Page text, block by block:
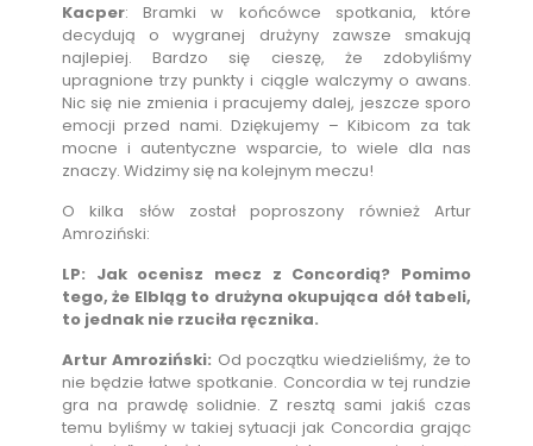
Kacper: Bramki w końcówce spotkania, które
decydują o wygranej drużyny zawsze smakują
najlepiej. Bardzo się cieszę, że zdobyliśmy
upragnione trzy punkty i ciągle walczymy o awans.
Nic się nie zmienia i pracujemy dalej, jeszcze sporo
emocji przed nami. Dziękujemy – Kibicom za tak
mocne i autentyczne wsparcie, to wiele dla nas
znaczy. Widzimy się na kolejnym meczu!
O kilka słów został poproszony również Artur
Amroziński:
LP: Jak ocenisz mecz z Concordią? Pomimo
tego, że Elbląg to drużyna okupująca dół tabeli,
to jednak nie rzuciła ręcznika.
Artur Amroziński: Od początku wiedzieliśmy, że to
nie będzie łatwe spotkanie. Concordia w tej rundzie
gra na prawdę solidnie. Z resztą sami jakiś czas
temu byliśmy w takiej sytuacji jak Concordia grając